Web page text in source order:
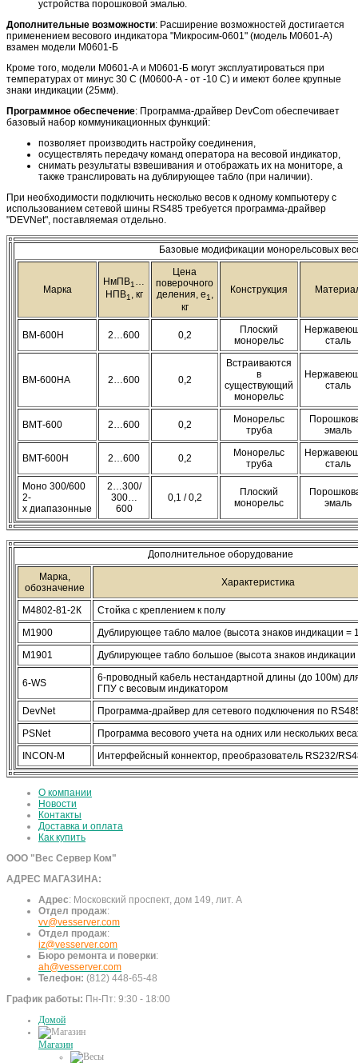
устройства порошковой эмалью.
Дополнительные возможности: Расширение возможностей достигается
применением весового индикатора "Микросим-0601" (модель М0601-А)
взамен модели М0601-Б
Кроме того, модели М0601-А и М0601-Б могут эксплуатироваться при
температурах от минус 30 С (М0600-А - от -10 С) и имеют более крупные
знаки индикации (25мм).
Программное обеспечение: Программа-драйвер DevCom обеспечивает
базовый набор коммуникационных функций:
позволяет производить настройку соединения,
осуществлять передачу команд оператора на весовой индикатор,
снимать результаты взвешивания и отображать их на мониторе, а
также транслировать на дублирующее табло (при наличии).
При необходимости подключить несколько весов к одному компьютеру с
использованием сетевой шины RS485 требуется программа-драйвер
"DEVNet", поставляемая отдельно.
Базовые модификации монорельсовых
Марка
НмПВ1…
НПВ1, кг
Цена
поверочного
деления, e1,
кг
Конструкция
ВМ-600Н 2…600 0,2
Плоский
монорельс
сталь
ВМ-600НА 2…600 0,2
Встраиваются
в
существующий
монорельс
сталь
ВМТ-600 2…600 0,2
Монорельс
труба
эмаль
ВМT-600Н 2…600 0,2
Монорельс
труба
сталь
Моно 300/600
2-
x диапазонные
2…300/
300…
600
0,1 / 0,2
Плоский
монорельс
эмаль
Дополнительное оборудование
Марка,
обозначение
Характеристика
М4802-81-2К
Стойка с креплением к полу
М1900
Дублирующее табло малое (высота знаков индикации =
М1901
Дублирующее табло большое (высота знаков
6-WS
6-проводный кабель нестандартной длины (до 100м)
ГПУ с весовым индикатором
DevNet
Программа-драйвер для сетевого подключения по
PSNet
Программа весового учета на одних или нескольких
INCON-M
Интерфейсный коннектор, преобразователь RS232/
О компании
Новости
Контакты
Доставка и оплата
Как купить
ООО "Вес Сервер Ком"
АДРЕС МАГАЗИНА:
Адрес: Московский проспект, дом 149, лит. А
Отдел продаж:
vv@vesserver.com
Отдел продаж:
iz@vesserver.com
Бюро ремонта и поверки:
ah@vesserver.com
Телефон: (812) 448-65-48
График работы: Пн-Пт: 9:30 - 18:00
Домой
Магазин